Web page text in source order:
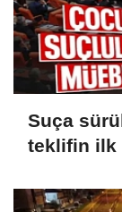
Suça
teklifin ilk